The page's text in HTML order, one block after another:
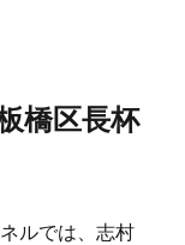
橋区長杯
ルでは、志村